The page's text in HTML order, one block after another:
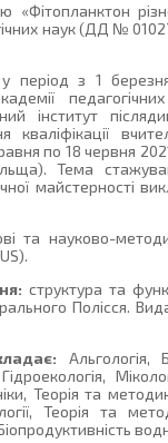
«Фітопланктон
наук (ДД №
у період з 1
інститут
кваліфікації
по 18 червня
Тема
майстерності
та науково-
структура та
Полісся.
Альгологія,
Теорія та
Теорія та